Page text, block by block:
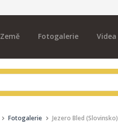
Země Fotogalerie Videa
Fotogalerie Jezero Bled (Slovinsko)